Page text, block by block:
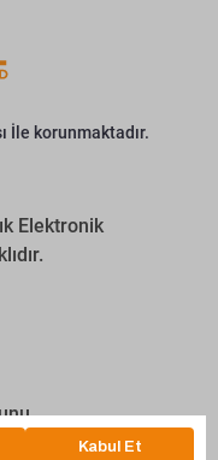
İle korunmaktadır.
Elektronik